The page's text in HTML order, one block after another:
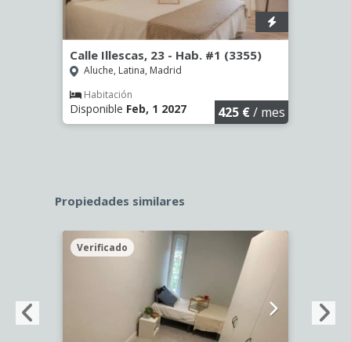
Calle Illescas, 23 - Hab. #1 (3355)
Aluche, Latina, Madrid
Habitación
Disponible Feb, 1 2027 425 €/ mes
Propiedades similares
Verificado